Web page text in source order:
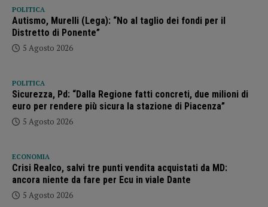
POLITICA
Autismo, Murelli (Lega): “No al taglio dei fondi per il
Distretto di Ponente”
5 Agosto 2026
POLITICA
Sicurezza, Pd: “Dalla Regione fatti concreti, due milioni di
euro per rendere più sicura la stazione di Piacenza”
5 Agosto 2026
ECONOMIA
Crisi Realco, salvi tre punti vendita acquistati da MD:
ancora niente da fare per Ecu in viale Dante
5 Agosto 2026